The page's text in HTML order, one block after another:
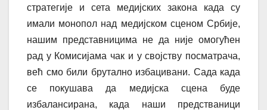
стратегије и сета медијских закона када су
имали монопол над медијском сценом Србије,
нашим представницима не да није омогућен
рад у Комисијама чак и у својству посматрача,
већ смо били брутално избацивани. Сада када
се покушава да медијска сцена буде
избалансирана, када наши предстваници